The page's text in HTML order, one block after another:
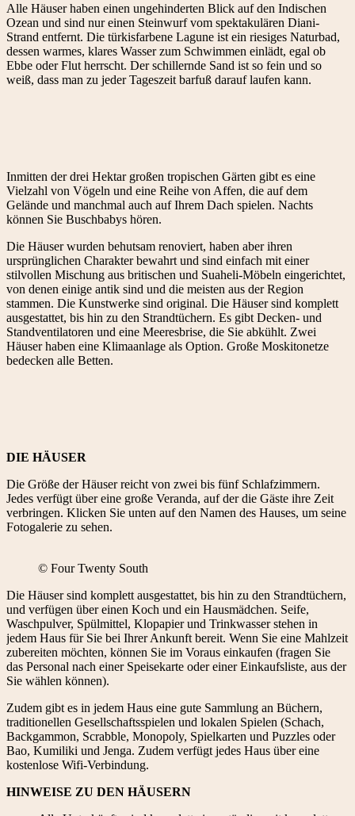
Alle Häuser haben einen ungehinderten Blick auf den Indischen
Ozean und sind nur einen Steinwurf vom spektakulären Diani-
Strand entfernt. Die türkisfarbene Lagune ist ein riesiges Naturbad,
dessen warmes, klares Wasser zum Schwimmen einlädt, egal ob
Ebbe oder Flut herrscht. Der schillernde Sand ist so fein und so
weiß, dass man zu jeder Tageszeit barfuß darauf laufen kann.
Inmitten der drei Hektar großen tropischen Gärten gibt es eine
Vielzahl von Vögeln und eine Reihe von Affen, die auf dem
Gelände und manchmal auch auf Ihrem Dach spielen. Nachts
können Sie Buschbabys hören.
Die Häuser wurden behutsam renoviert, haben aber ihren
ursprünglichen Charakter bewahrt und sind einfach mit einer
stilvollen Mischung aus britischen und Suaheli-Möbeln eingerichtet,
von denen einige antik sind und die meisten aus der Region
stammen. Die Kunstwerke sind original. Die Häuser sind komplett
ausgestattet, bis hin zu den Strandtüchern. Es gibt Decken- und
Standventilatoren und eine Meeresbrise, die Sie abkühlt. Zwei
Häuser haben eine Klimaanlage als Option. Große Moskitonetze
bedecken alle Betten.
DIE HÄUSER
Die Größe der Häuser reicht von zwei bis fünf Schlafzimmern.
Jedes verfügt über eine große Veranda, auf der die Gäste ihre Zeit
verbringen. Klicken Sie unten auf den Namen des Hauses, um seine
Fotogalerie zu sehen.
© Four Twenty South
Die Häuser sind komplett ausgestattet, bis hin zu den Strandtüchern,
und verfügen über einen Koch und ein Hausmädchen. Seife,
Waschpulver, Spülmittel, Klopapier und Trinkwasser stehen in
jedem Haus für Sie bei Ihrer Ankunft bereit. Wenn Sie eine Mahlzeit
zubereiten möchten, können Sie im Voraus einkaufen (fragen Sie
das Personal nach einer Speisekarte oder einer Einkaufsliste, aus der
Sie wählen können).
Zudem gibt es in jedem Haus eine gute Sammlung an Büchern,
traditionellen Gesellschaftsspielen und lokalen Spielen (Schach,
Backgammon, Scrabble, Monopoly, Spielkarten und Puzzles oder
Bao, Kumiliki und Jenga. Zudem verfügt jedes Haus über eine
kostenlose Wifi-Verbindung.
HINWEISE ZU DEN HÄUSERN